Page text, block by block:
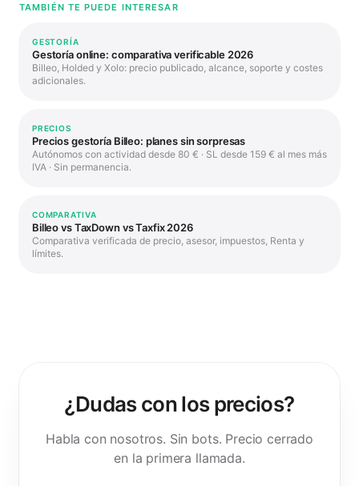
TAMBIÉN TE PUEDE INTERESAR
GESTORÍA
Gestoría online: comparativa verificable 2026
Billeo, Holded y Xolo: precio publicado, alcance, soporte y costes
adicionales.
PRECIOS
Precios gestoría Billeo: planes sin sorpresas
Autónomos con actividad desde 80 € · SL desde 159 € al mes más
IVA · Sin permanencia.
COMPARATIVA
Billeo vs TaxDown vs Taxfix 2026
Comparativa verificada de precio, asesor, impuestos, Renta y
límites.
¿Dudas con los precios?
Habla con nosotros. Sin bots. Precio cerrado
en la primera llamada.